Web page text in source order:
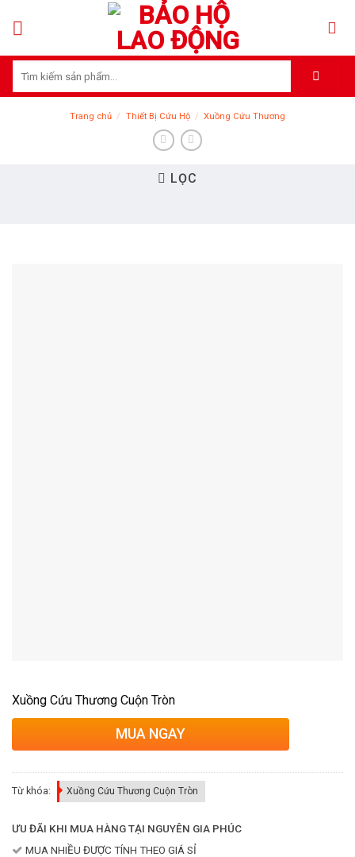
kiếm:
Trang chủ / Thiết Bị Cứu Hộ / Xuồng Cứu Thương
LỌC
Xuồng Cứu Thương Cuộn Tròn
MUA NGAY
Từ khóa: Xuồng Cứu Thương Cuộn Tròn
ƯU ĐÃI KHI MUA HÀNG TẠI NGUYÊN GIA PHÚC
MUA NHIỀU ĐƯỢC TÍNH THEO GIÁ SỈ